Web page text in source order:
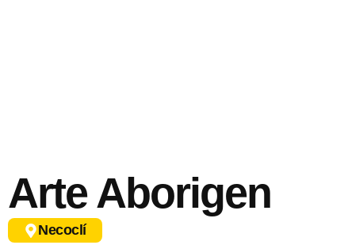
Arte Aborigen
Necoclí